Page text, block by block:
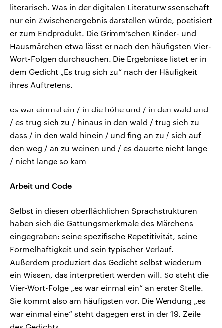
literarisch. Was in der digitalen Literaturwissenschaft
nur ein Zwischenergebnis darstellen würde, poetisiert
er zum Endprodukt. Die Grimm’schen Kinder- und
Hausmärchen etwa lässt er nach den häufigsten Vier-
Wort-Folgen durchsuchen. Die Ergebnisse listet er in
dem Gedicht „Es trug sich zu“ nach der Häufigkeit
ihres Auftretens.
es war einmal ein / in die höhe und / in den wald und
/ es trug sich zu / hinaus in den wald / trug sich zu
dass / in den wald hinein / und fing an zu / sich auf
den weg / an zu weinen und / es dauerte nicht lange
/ nicht lange so kam
Arbeit und Code
Selbst in diesen oberflächlichen Sprachstrukturen
haben sich die Gattungsmerkmale des Märchens
eingegraben: seine spezifische Repetitivität, seine
Formelhaftigkeit und sein typischer Verlauf.
Außerdem produziert das Gedicht selbst wiederum
ein Wissen, das interpretiert werden will. So steht die
Vier-Wort-Folge „es war einmal ein“ an erster Stelle.
Sie kommt also am häufigsten vor. Die Wendung „es
war einmal eine“ steht dagegen erst in der 19. Zeile